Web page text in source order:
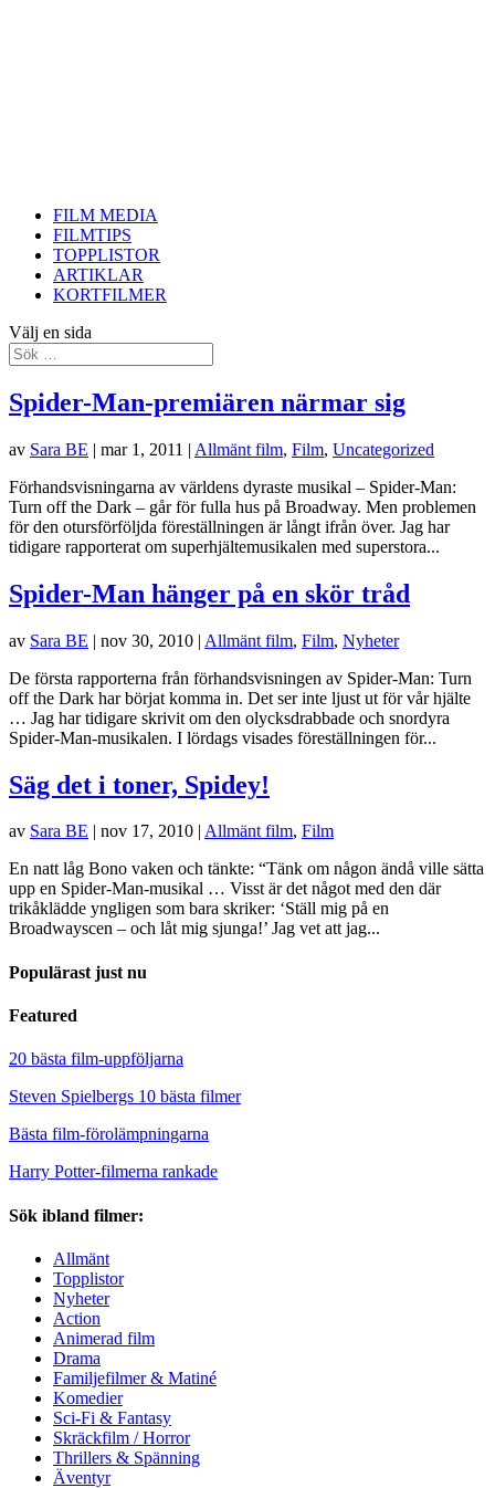
FILM MEDIA
FILMTIPS
TOPPLISTOR
ARTIKLAR
KORTFILMER
Välj en sida
Spider-Man-premiären närmar sig
av Sara BE | mar 1, 2011 | Allmänt film, Film, Uncategorized
Förhandsvisningarna av världens dyraste musikal – Spider-Man:
Turn off the Dark – går för fulla hus på Broadway. Men problemen
för den otursförföljda föreställningen är långt ifrån över. Jag har
tidigare rapporterat om superhjältemusikalen med superstora...
Spider-Man hänger på en skör tråd
av Sara BE | nov 30, 2010 | Allmänt film, Film, Nyheter
De första rapporterna från förhandsvisningen av Spider-Man: Turn
off the Dark har börjat komma in. Det ser inte ljust ut för vår hjälte
… Jag har tidigare skrivit om den olycksdrabbade och snordyra
Spider-Man-musikalen. I lördags visades föreställningen för...
Säg det i toner, Spidey!
av Sara BE | nov 17, 2010 | Allmänt film, Film
En natt låg Bono vaken och tänkte: “Tänk om någon ändå ville sätta
upp en Spider-Man-musikal … Visst är det något med den där
trikåklädde yngligen som bara skriker: ‘Ställ mig på en
Broadwayscen – och låt mig sjunga!’ Jag vet att jag...
Populärast just nu
Featured
20 bästa film-uppföljarna
Steven Spielbergs 10 bästa filmer
Bästa film-förolämpningarna
Harry Potter-filmerna rankade
Sök ibland filmer:
Allmänt
Topplistor
Nyheter
Action
Animerad film
Drama
Familjefilmer & Matiné
Komedier
Sci-Fi & Fantasy
Skräckfilm / Horror
Thrillers & Spänning
Äventyr